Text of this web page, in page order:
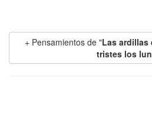
+ Pensamientos de "Las ardillas
tristes los